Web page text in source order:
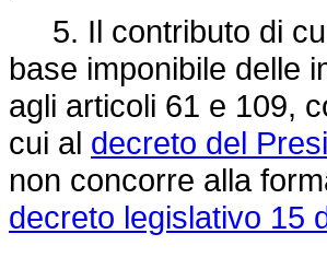
5. Il contributo di
base imponibile delle
agli articoli 61 e 109,
cui al decreto del
non concorre alla
decreto legislativo 15